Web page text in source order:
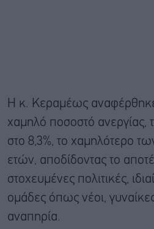
Η κ. Κεραμέως αναφέρθηκε
χαμηλό ποσοστό ανεργίας,
στο 8,3%, το χαμηλότερο
ετών, αποδίδοντας το
στοχευμένες πολιτικές,
ομάδες όπως νέοι,
αναπηρία.